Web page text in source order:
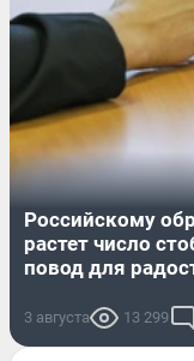
Российскому
растет число
повод для
3 августа 13 299